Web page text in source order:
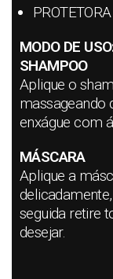
PROTETORA
MODO DE
SHAMPOO
Aplique o
massageando
enxágue com
MÁSCARA
Aplique a
seguida retire
desejar.